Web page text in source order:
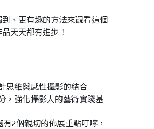
、更有趣的方法來觀看這個
天天都有進步！
思維與感性攝影的結合
，強化攝影人的藝術實踐基
有2個親切的佈展重點叮嚀，